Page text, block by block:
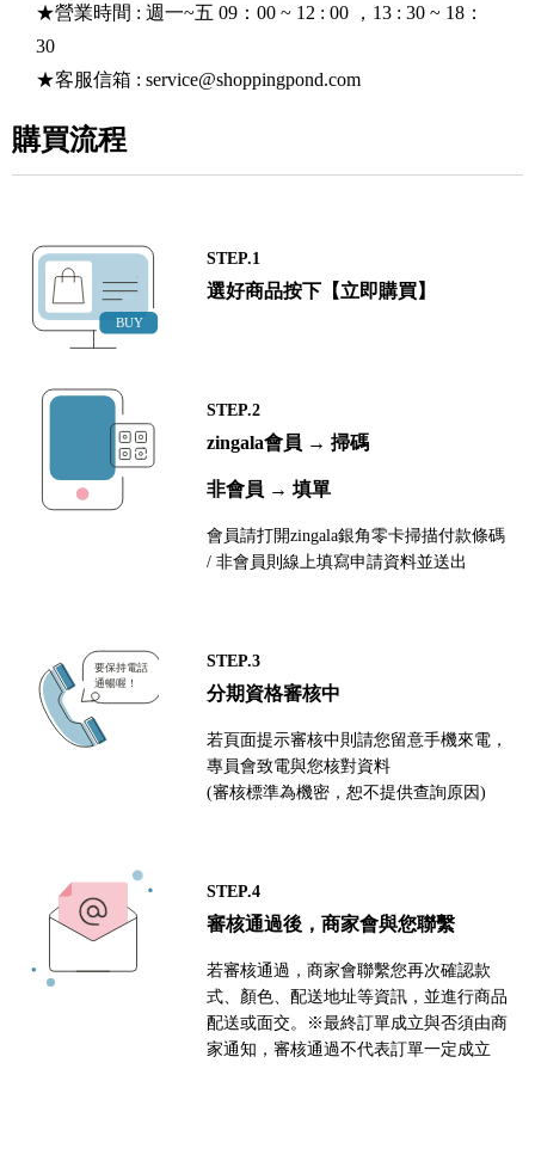
★營業時間 : 週一~五 09：00 ~ 12 : 00 ，13 : 30 ~ 18：
30
★客服信箱 : service@shoppingpond.com
購買流程
STEP.1
選好商品按下【立即購買】
STEP.2
zingala會員 → 掃碼
非會員 → 填單
會員請打開zingala銀角零卡掃描付款條碼
/ 非會員則線上填寫申請資料並送出
STEP.3
分期資格審核中
若頁面提示審核中則請您留意手機來電，
專員會致電與您核對資料
(審核標準為機密，恕不提供查詢原因)
STEP.4
審核通過後，商家會與您聯繫
若審核通過，商家會聯繫您再次確認款
式、顏色、配送地址等資訊，並進行商品
配送或面交。※最終訂單成立與否須由商
家通知，審核通過不代表訂單一定成立